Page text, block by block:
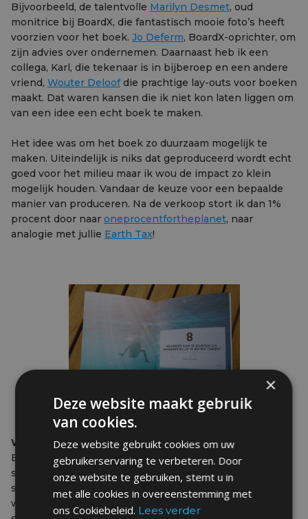
Bijvoorbeeld, de talentvolle Marilyn Desmet, oud
monitrice bij BoardX, die fantastisch mooie foto’s heeft
voorzien voor het boek. Jo Deferm, BoardX-oprichter, om
zijn advies over ondernemen. Daarnaast heb ik een
collega, Karl, die tekenaar is in bijberoep en een andere
vriend, Wouter Deloofdie prachtige lay-outs voor boeken
maakt. Dat waren kansen die ik niet kon laten liggen om
van een idee een echt boek te maken.
Het idee was om het boek zo duurzaam mogelijk te
maken. Uiteindelijk is niks dat geproduceerd wordt echt
goed voor het milieu maar ik wou de impact zo klein
mogelijk houden. Vandaar de keuze voor een bepaalde
manier van produceren. Na de verkoop stort ik dan 1%
procent door naar oneprocentfortheplanet, naar
analogie met jullie Earth Tax!
Wat brengt de toekomst je nog na dit project?
Er zijn niet meteen plannen om een nieuw boek te
schrijven. Al heb ik wel een paar ideeën rond
surfgeschiedenis of DIY surfboards maken. Maar eerst
wil ik weer meer tijd in het water doorbrengen. Op
×
Deze website maakt gebruik
van cookies.
Deze website gebruikt cookies om uw
gebruikerservaring te verbeteren. Door
onze website te gebruiken, stemt u in
met alle cookies in overeenstemming met
ons Cookiebeleid. Lees verder